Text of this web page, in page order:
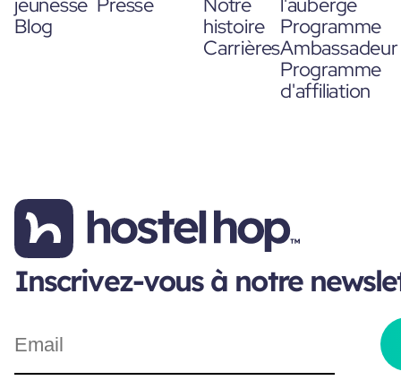
Blog
histoire
Carrières
Programme
Ambassadeur
Programme
d'affiliation
Inscrivez-vous à notre